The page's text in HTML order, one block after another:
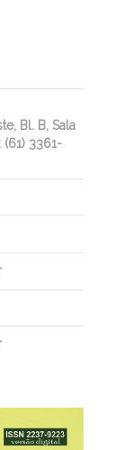
Bl. B, Sala
(61) 3361-